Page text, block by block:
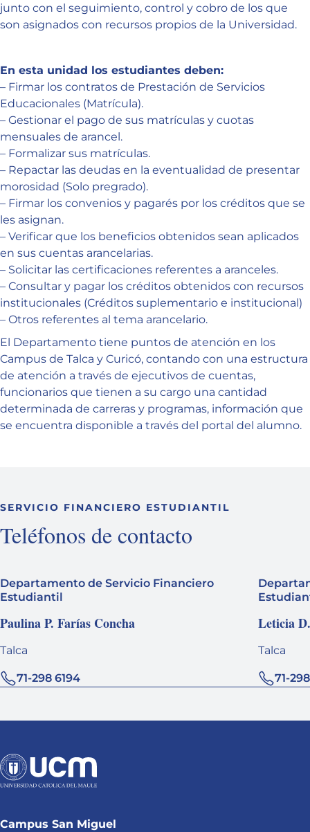
junto con el seguimiento, control y cobro de los que
son asignados con recursos propios de la Universidad.
En esta unidad los estudiantes deben:
– Firmar los contratos de Prestación de Servicios
Educacionales (Matrícula).
– Gestionar el pago de sus matrículas y cuotas
mensuales de arancel.
– Formalizar sus matrículas.
– Repactar las deudas en la eventualidad de presentar
morosidad (Solo pregrado).
– Firmar los convenios y pagarés por los créditos que se
les asignan.
– Verificar que los beneficios obtenidos sean aplicados
en sus cuentas arancelarias.
– Solicitar las certificaciones referentes a aranceles.
– Consultar y pagar los créditos obtenidos con recursos
institucionales (Créditos suplementario e institucional)
– Otros referentes al tema arancelario.
El Departamento tiene puntos de atención en los
Campus de Talca y Curicó, contando con una estructura
de atención a través de ejecutivos de cuentas,
funcionarios que tienen a su cargo una cantidad
determinada de carreras y programas, información que
se encuentra disponible a través del portal del alumno.
SERVICIO FINANCIERO ESTUDIANTIL
Teléfonos de contacto
Departamento de Servicio Financiero
Estudiantil
Paulina P. Farías Concha
Talca
71-298 6194
Leticia
Talca
71-
Campus San Miguel